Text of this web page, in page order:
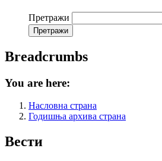
Претражи
Breadcrumbs
You are here:
Насловна страна
Годишња архива страна
Вести